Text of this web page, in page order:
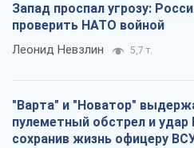
Запад проспал угрозу:
проверить НАТО войной
Леонид Невзлин 5,7 т.
"Варта" и "Новатор"
пулеметный обстрел и удар
сохранив жизнь офицеру